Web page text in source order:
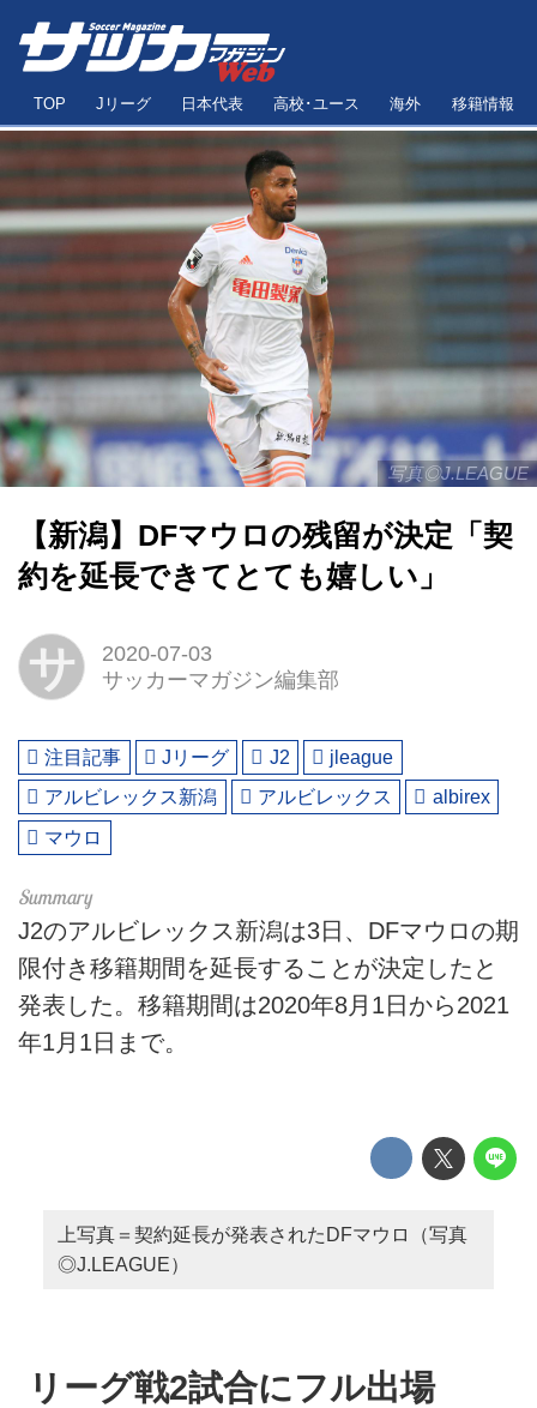
TOP Jリーグ 日本代表 高校･ユース 海外 移籍情報
写真◎J.LEAGUE
【新潟】DFマウロの残留が決定「契
約を延長できてとても嬉しい」
サ
2020-07-03
サッカーマガジン編集部
注目記事 Jリーグ J2
jleague
アルビレックス新潟
アルビレックス
albirex
マウロ
J2のアルビレックス新潟は3日、DFマウロの期
限付き移籍期間を延長することが決定したと
発表した。移籍期間は2020年8月1日から2021
年1月1日まで。
上写真＝契約延長が発表されたDFマウロ（写真
◎J.LEAGUE）
リーグ戦2試合にフル出場